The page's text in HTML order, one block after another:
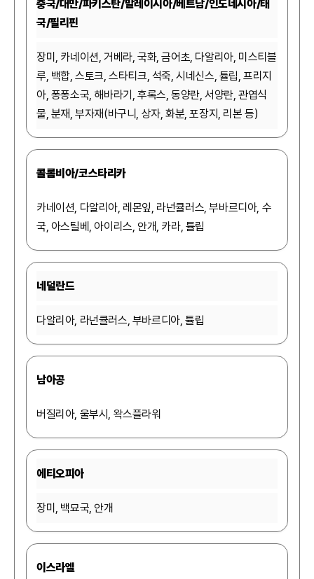
중국/대만/파키스탄/말레이시아/베트남/인도네시아/태
국/필리핀
장미, 카네이션, 거베라, 국화, 금어초, 다알리아, 미스티블
루, 백합, 스토크, 스타티크, 석죽, 시네신스, 튤립, 프리지
아, 퐁퐁소국, 해바라기, 후록스, 동양란, 서양란, 관엽식
물, 분재, 부자재(바구니, 상자, 화분, 포장지, 리본 등)
콜롬비아/코스타리카
카네이션, 다알리아, 레몬잎, 라넌큘러스, 부바르디아, 수
국, 아스틸베, 아이리스, 안개, 카라, 튤립
네덜란드
다알리아, 라넌큘러스, 부바르디아, 튤립
남아공
버질리아, 울부시, 왁스플라워
에티오피아
장미, 백묘국, 안개
이스라엘